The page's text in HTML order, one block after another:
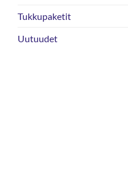
Tukkupaketit
Uutuudet